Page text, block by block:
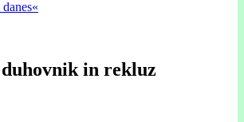
duhovnik in rekluz